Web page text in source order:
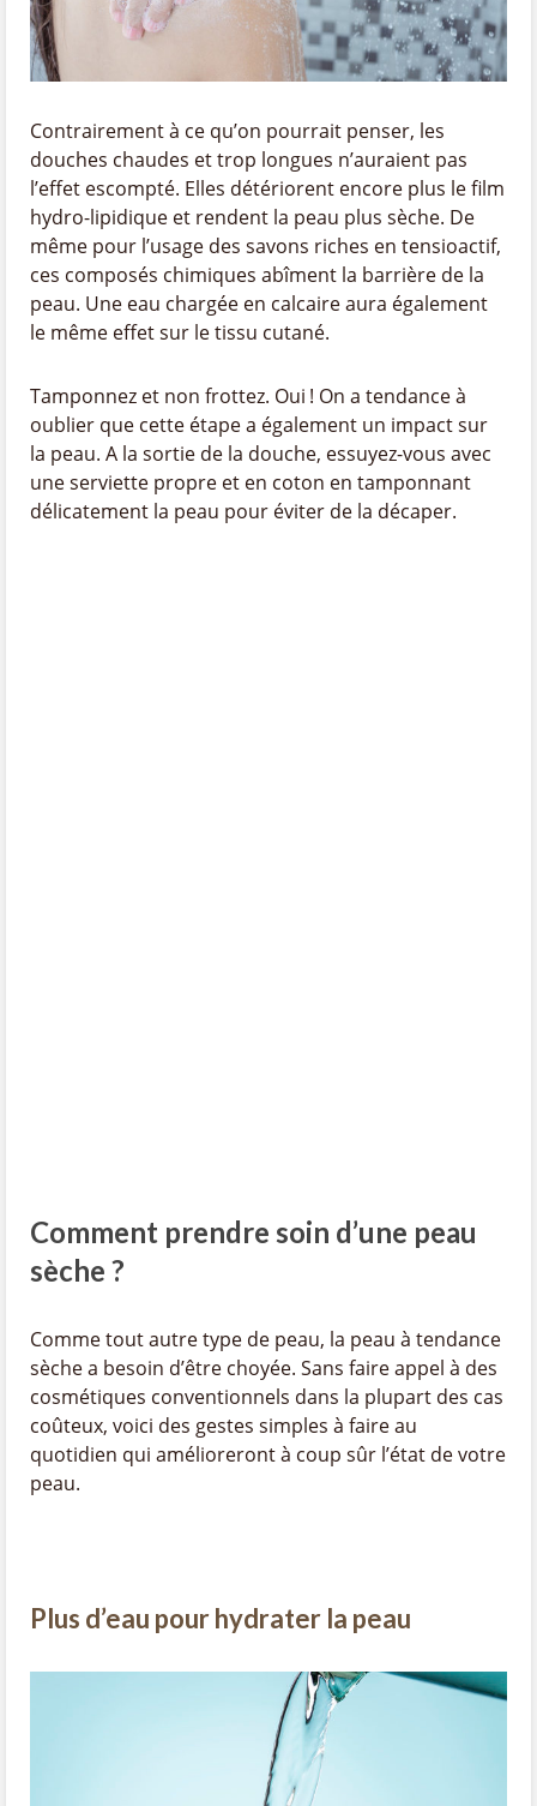
Contrairement à ce qu’on pourrait penser, les
douches chaudes et trop longues n’auraient pas
l’effet escompté. Elles détériorent encore plus le film
hydro-lipidique et rendent la peau plus sèche. De
même pour l’usage des savons riches en tensioactif,
ces composés chimiques abîment la barrière de la
peau. Une eau chargée en calcaire aura également
le même effet sur le tissu cutané.
Tamponnez et non frottez. Oui ! On a tendance à
oublier que cette étape a également un impact sur
la peau. A la sortie de la douche, essuyez-vous avec
une serviette propre et en coton en tamponnant
délicatement la peau pour éviter de la décaper.
Comment prendre soin d’une peau
sèche ?
Comme tout autre type de peau, la peau à tendance
sèche a besoin d’être choyée. Sans faire appel à des
cosmétiques conventionnels dans la plupart des cas
coûteux, voici des gestes simples à faire au
quotidien qui amélioreront à coup sûr l’état de votre
peau.
Plus d’eau pour hydrater la peau